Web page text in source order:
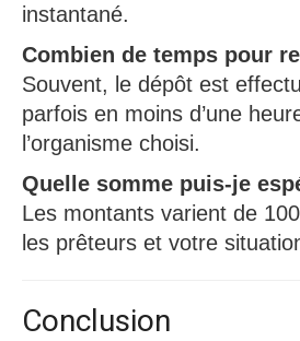
instantané.​
Combien de temps pour
Souvent, le dépôt est
parfois en moins d’une
l’organisme choisi.​
Quelle somme puis-je
Les montants varient de
les prêteurs et votre
Conclusion